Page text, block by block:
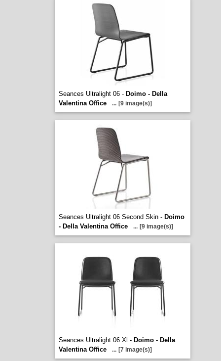
Seances Ultralight 06 - Doimo - Della
Valentina Office
... [9 image(s)]
Seances Ultralight 06 Second Skin - Doimo
- Della Valentina Office
... [9 image(s)]
Seances Ultralight 06 Xl - Doimo - Della
Valentina Office
... [7 image(s)]